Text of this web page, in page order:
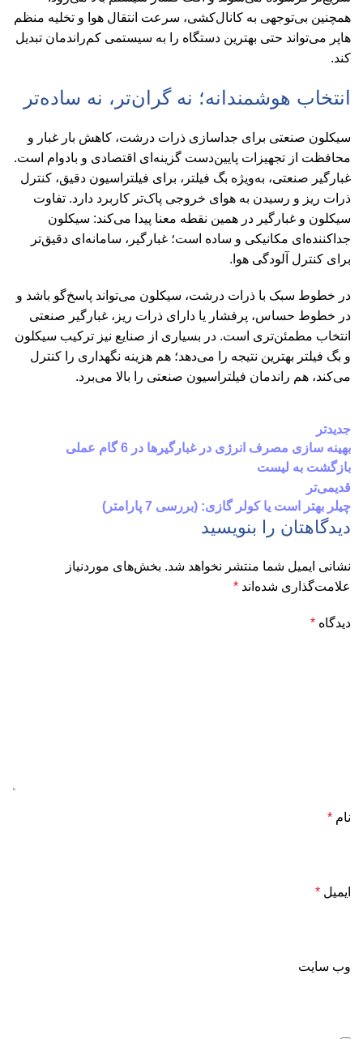
همچنین بی‌توجهی به کانال‌کشی، سرعت انتقال هوا و تخلیه منظم
هاپر می‌تواند حتی بهترین دستگاه را به سیستمی کم‌راندمان تبدیل
کند.
انتخاب هوشمندانه؛ نه گران‌تر، نه ساده‌تر
سیکلون صنعتی برای جداسازی ذرات درشت، کاهش بار غبار و
محافظت از تجهیزات پایین‌دست گزینه‌ای اقتصادی و بادوام است.
غبارگیر صنعتی، به‌ویژه بگ فیلتر، برای فیلتراسیون دقیق، کنترل
ذرات ریز و رسیدن به هوای خروجی پاک‌تر کاربرد دارد. تفاوت
سیکلون و غبارگیر در همین نقطه معنا پیدا می‌کند: سیکلون
جداکننده‌ای مکانیکی و ساده است؛ غبارگیر، سامانه‌ای دقیق‌تر
برای کنترل آلودگی هوا.
در خطوط سبک با ذرات درشت، سیکلون می‌تواند پاسخ‌گو باشد و
در خطوط حساس، پرفشار یا دارای ذرات ریز، غبارگیر صنعتی
انتخاب مطمئن‌تری است. در بسیاری از صنایع نیز ترکیب سیکلون
و بگ فیلتر بهترین نتیجه را می‌دهد؛ هم هزینه نگهداری را کنترل
می‌کند، هم راندمان فیلتراسیون صنعتی را بالا می‌برد.
جدیدتر
بهینه سازی مصرف انرژی در غبارگیرها در 6 گام عملی
بازگشت به لیست
قدیمی‌تر
چیلر بهتر است یا کولر گازی: (بررسی 7 پارامتر)
دیدگاهتان را بنویسید
نشانی ایمیل شما منتشر نخواهد شد. بخش‌های موردنیاز
علامت‌گذاری شده‌اند *
دیدگاه *
نام *
ایمیل *
وب‌ سایت